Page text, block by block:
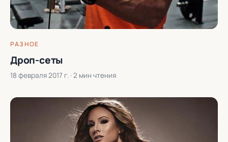
РАЗНОЕ
Дроп-сеты
18 февраля 2017 г. · 2 мин чтения